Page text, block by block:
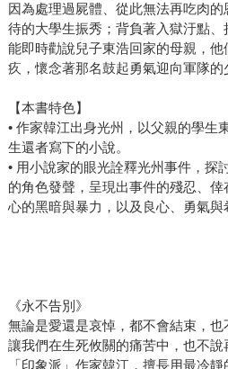
一一尋覓記憶碎片，循跡重構歷
治悲劇的見證史，那些看似風和
雪；如今穩妥踩著的土地，數十年前
政治暴力事件為軸，若說多方陳述
各色顏料塗抹成畫，《永不告別
找回畫作已有些黯淡風化的當時
霧面，但不減暴戾，畫面也漸漸鮮
州四三，它提醒我們，有些歷史
不告別。 「希望這是一部關於極致之愛的小說」韓江在作
者自述裡這樣說道。縱然敘說如何
不要別過頭去。 因為當雪花落下時，我們或許能在一片頹
唐中，找到那朵柔弱卻堅韌的花。 （本文寫於諾貝爾文學獎
得獎前）
因為處理過屍體、從此無法再吃肉
待的大學生振秀；背負著入獄汙點
能即時勸說兒子東浩回家的母親，
疚，懷念著那名鼓起勇氣迎向軍隊
【本書特色】
• 作家韓江出身光州，以父親的學生
生還者寫下的小說。
• 用小說家的眼光詮釋光州事件，探
的角色發聲，呈現出事件的殘忍、
心的黑暗與暴力，以及良心、勇氣與
《永不告別》
無論是愛還是哀悼，都不會結束，也
讓我們在生死攸關的痛苦中，也不
「印象派」作家韓江，擅長用最冷